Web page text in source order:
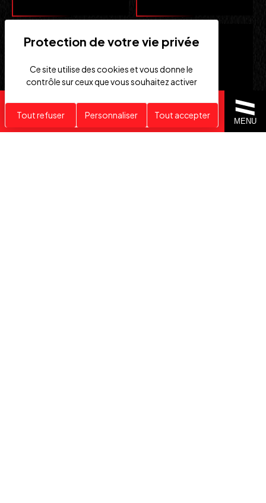
Recherche personnalisée
MENU
CLEFS
EN MAIN
IMPORTATION EUROPE
SUISSE ET ÉTATS-UNIS
Ce site utilise des cookies et vous donne le
contrôle sur ceux que vous souhaitez activer
Tout accepter
Tout refuser Personnaliser